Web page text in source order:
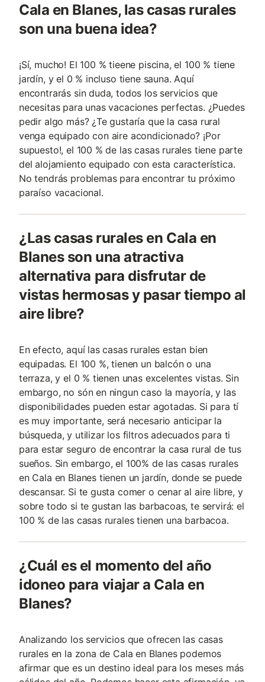
Cala en Blanes, las casas rurales
son una buena idea?
¡Sí, mucho! El 100 % tieene piscina, el 100 % tiene
jardín, y el 0 % incluso tiene sauna. Aquí
encontrarás sin duda, todos los servicios que
necesitas para unas vacaciones perfectas. ¿Puedes
pedir algo más? ¿Te gustaría que la casa rural
venga equipado con aire acondicionado? ¡Por
supuesto!, el 100 % de las casas rurales tiene parte
del alojamiento equipado con esta característica.
No tendrás problemas para encontrar tu próximo
paraíso vacacional.
¿Las casas rurales en Cala en
Blanes son una atractiva
alternativa para disfrutar de
vistas hermosas y pasar tiempo al
aire libre?
En efecto, aquí las casas rurales estan bien
equipadas. El 100 %, tienen un balcón o una
terraza, y el 0 % tienen unas excelentes vistas. Sin
embargo, no són en ningun caso la mayoría, y las
disponibilidades pueden estar agotadas. Si para tí
es muy importante, será necesario anticipar la
búsqueda, y utilizar los filtros adecuados para ti
para estar seguro de encontrar la casa rural de tus
sueños. Sin embargo, el 100% de las casas rurales
en Cala en Blanes tienen un jardín, donde se puede
descansar. Si te gusta comer o cenar al aire libre, y
sobre todo si te gustan las barbacoas, te servirá: el
100 % de las casas rurales tienen una barbacoa.
¿Cuál es el momento del año
idoneo para viajar a Cala en
Blanes?
Analizando los servicios que ofrecen las casas
rurales en la zona de Cala en Blanes podemos
afirmar que es un destino ideal para los meses más